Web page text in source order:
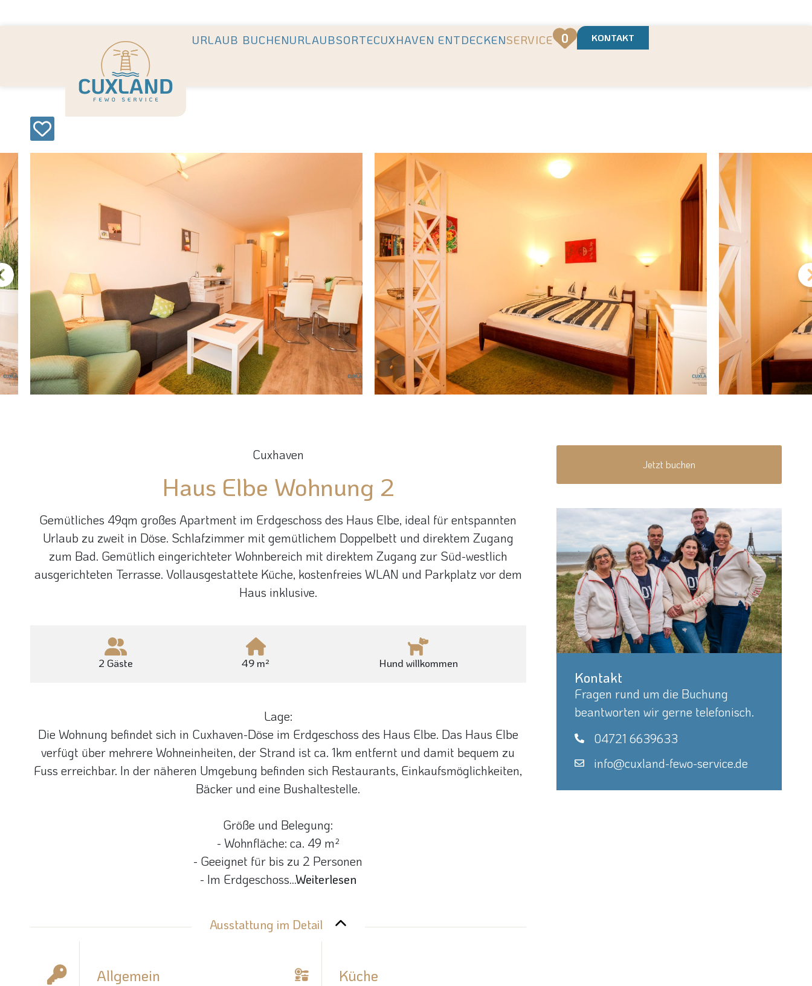
URLAUB BUCHENURLAUBSORTECUXHAVEN ENTDECKENSERVICE 0 KONTAKT
Cuxhaven
Haus Elbe Wohnung 2
Gemütliches 49qm großes Apartment im Erdgeschoss des Haus Elbe, ideal für entspannten
Urlaub zu zweit in Döse. Schlafzimmer mit gemütlichem Doppelbett und direktem Zugang
zum Bad. Gemütlich eingerichteter Wohnbereich mit direktem Zugang zur Süd-westlich
ausgerichteten Terrasse. Vollausgestattete Küche, kostenfreies WLAN und Parkplatz vor dem
Haus inklusive.
2 Gäste 49 m² Hund willkommen
Lage:
Die Wohnung befindet sich in Cuxhaven-Döse im Erdgeschoss des Haus Elbe. Das Haus Elbe
verfügt über mehrere Wohneinheiten, der Strand ist ca. 1km entfernt und damit bequem zu
Fuss erreichbar. In der näheren Umgebung befinden sich Restaurants, Einkaufsmöglichkeiten,
Bäcker und eine Bushaltestelle.
Größe und Belegung:
- Wohnfläche: ca. 49 m²
- Geeignet für bis zu 2 Personen
- Im Erdgeschoss...Weiterlesen
Ausstattung im Detail
Allgemein Küche
Jetzt buchen
Kontakt
Fragen rund um die Buchung
beantworten wir gerne telefonisch.
04721 6639633
info@cuxland-fewo-service.de